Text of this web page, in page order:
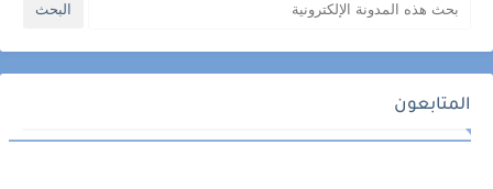
المتابعون